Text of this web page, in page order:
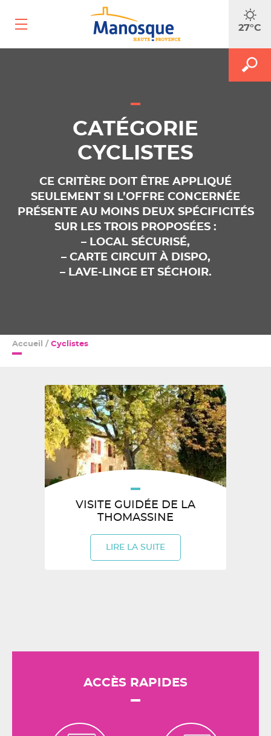
27°C
le
le
Ouvrir
CATÉGORIE
CYCLISTES
CE CRITÈRE DOIT ÊTRE APPLIQUÉ
SEULEMENT SI L’OFFRE CONCERNÉE
PRÉSENTE AU MOINS DEUX SPÉCIFICITÉS
SUR LES TROIS PROPOSÉES :
– LOCAL SÉCURISÉ,
– CARTE CIRCUIT À DISPO,
– LAVE-LINGE ET SÉCHOIR.
Accueil / Cyclistes
VISITE GUIDÉE DE LA
THOMASSINE
LIRE LA SUITE
ACCÈS RAPIDES